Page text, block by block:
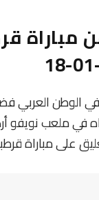
مباراة
الوطن العربي
في ملعب نويفو
على مباراة